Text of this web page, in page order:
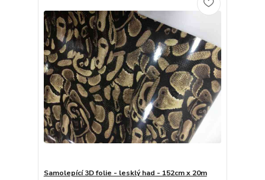
Samolepící 3D folie - lesklý had - 152cm x 20m